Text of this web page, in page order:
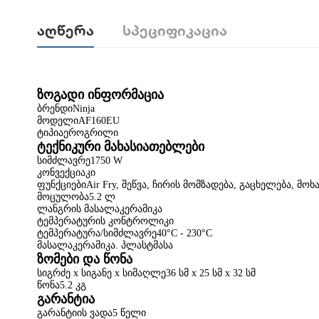
Აღწერა Სპეციფიკაცია
ზოგადი ინფორმაცია
ბრენდიNinja
მოდელიAF160EU
ტიპიაეროგრილი
ტექნიკური მახასიათებლები
სიმძლავრე1750 W
კონვექციაკი
ფუნქციებიAir Fry, შეწვა ჩირის მომზადება გაცხელება
მოცულობა5.2 ლ
ლანგრის მასალაკერამიკა
ტემპერატურის კონტროლიკი
ტემპერატურა/სიმძლავრე40°C - 230°C
მასალაკერამიკა პლასტმასა
ზომები და წონა
სიგრძე x სიგანე x სიმაღლე36 სმ x 25 სმ x 32 სმ
წონა5.2 კგ
გარანტია
გარანტიის ვადა5 წელი